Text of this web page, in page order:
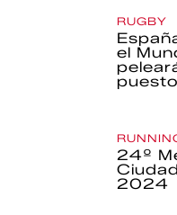
RUGBY
el
24º
2024